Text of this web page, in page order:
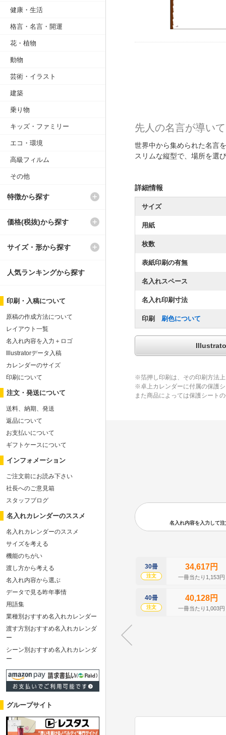
先人の名言が導い
世界中から集められた名言
スリムな縦型で、場所を選
詳細情報
サイズ
用紙
枚数
表紙印刷の有無
名入れスペース
名入れ印刷寸法
印刷 刷色について
※箔押し印刷は、その印刷方法
※卓上カレンダーに付属の保護
また商品によっては保護シート
名入れ内容を入力して
30冊
注文
34,617円
一冊当たり1,153円
40冊
注文
40,128円
一冊当たり1,003円
健康・生活
格言・名言・開運
花・植物
動物
芸術・イラスト
建築
乗り物
キッズ・ファミリー
エコ・環境
高級フィルム
その他
特徴から探す
価格(税抜)から探す
サイズ・形から探す
人気ランキングから探す
印刷・入稿について
原稿の作成方法について
レイアウト一覧
名入れ内容を入力＋ロゴ
Illustratorデータ入稿
カレンダーのサイズ
印刷について
注文・発送について
送料、納期、発送
返品について
お支払いについて
ギフトケースについて
インフォメーション
ご注文前にお読み下さい
社長へのご意見箱
スタッフブログ
名入れカレンダーのススメ
名入れカレンダーのススメ
サイズを考える
機能のちがい
渡し方から考える
名入れ内容から選ぶ
データで見る昨年事情
用語集
業種別おすすめ名入れカレンダー
渡す方別おすすめ名入れカレンダ
ー
シーン別おすすめ名入れカレンダ
ー
グループサイト